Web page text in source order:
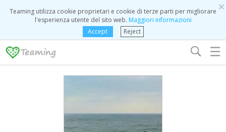
×
Teaming utilizza cookie proprietari e cookie di terze parti per migliorare
l'esperienza utente del sito web. Maggiori informazioni
Accept
Reject
☰